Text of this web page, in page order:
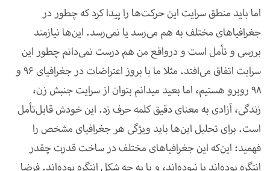
اما باید منطق سرایت این حرکت‌ها را پیدا کرد که چطور در
جغرافیاهای مختلف به هم می‌رسد یا نمی‌رسد. این‌ها نیازمند
بررسی و تأمل است و درواقع من هم درست نمی‌دانم چطور این
سرایت اتفاق می‌افتد. مثلا ما با بروز اعتراضات در جغرافیای 96 و
98 روبرو هستیم، اما بعید می­دانم بتوان از سرایت جنبش زن،
زندگی، آزادی به معنای دقیق کلمه حرف زد. این خودش قابل‌تأمل
است. برای تحلیل این‌ها باید ویژگی هر جغرافیای مشخص را
فهمید: این‌که این جغرافیاهای مختلف در ساخت قدرت چقدر